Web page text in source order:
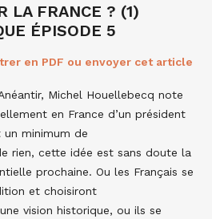
LA FRANCE ? (1)
ÉPISODE 5
en PDF ou envoyer cet article
Michel Houellebecq note
en France d’un président
un minimum de
rien, cette idée est sans doute la
prochaine. Ou les Français se
et choisiront
vision historique, ou ils se